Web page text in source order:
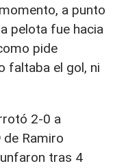
a punto
pelota fue hacia
pide
faltaba el gol, ni
2-0 a
de Ramiro
tras 4